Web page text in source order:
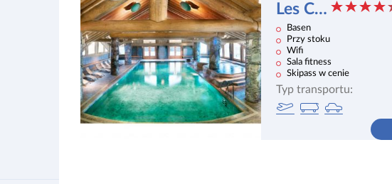
Les Cimes Blanches
Basen
Przy stoku
Wifi
Sala fitness
Skipass w cenie
Sauna
Typ transportu: